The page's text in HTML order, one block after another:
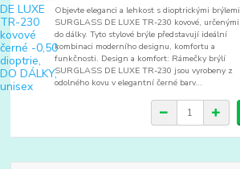
Objevte eleganci a lehkost s dioptrickými brýlemi
SURGLASS DE LUXE TR-230 kovové, určenými
do dálky. Tyto stylové brýle představují ideální
kombinaci moderního designu, komfortu a
funkčnosti. Design a komfort: Rámečky brýlí
SURGLASS DE LUXE TR-230 jsou vyrobeny z
odolného kovu v elegantní černé barv...